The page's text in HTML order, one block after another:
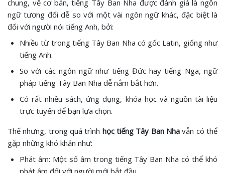
chung, về cơ bản, tiếng Tây Ban Nha được đánh giá là ngôn
ngữ tương đối dễ so với một vài ngôn ngữ khác, đặc biệt là
đối với người nói tiếng Anh, bởi:
Nhiều từ trong tiếng Tây Ban Nha có gốc Latin, giống như
tiếng Anh.
So với các ngôn ngữ như tiếng Đức hay tiếng Nga, ngữ
pháp tiếng Tây Ban Nha dễ nắm bắt hơn.
Có rất nhiều sách, ứng dụng, khóa học và nguồn tài liệu
trực tuyến để bạn lựa chọn.
Thế nhưng, trong quá trình học tiếng Tây Ban Nha vẫn có thể
gặp những khó khăn như:
Phát âm: Một số âm trong tiếng Tây Ban Nha có thể khó